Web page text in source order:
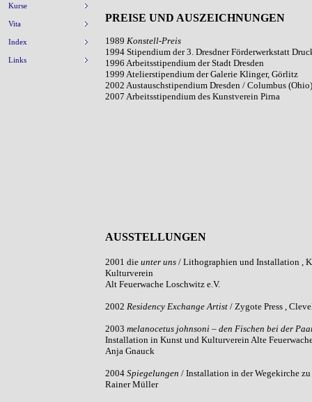
Kurse
Vita
Index
Links
PREISE UND AUSZEICHNUNGEN
1989 Konstell-Preis
1994 Stipendium der 3. Dresdner Förderwerkstatt
1996 Arbeitsstipendium der Stadt Dresden
1999 Atelierstipendium der Galerie Klinger, Görlitz
2002 Austauschstipendium Dresden / Columbus (Ohio)
2007 Arbeitsstipendium des Kunstverein Pirna
AUSSTELLUNGEN
2001 die unter uns / Lithographien und Installation ,
Kulturverein
Alt Feuerwache Loschwitz e.V.
2002 Residency Exchange Artist / Zygote Press ,
2003 melanocetus johnsoni – den Fischen bei der
Installation in Kunst und Kulturverein Alte
Anja Gnauck
2004 Spiegelungen / Installation in der Wegekirche
Rainer Müller